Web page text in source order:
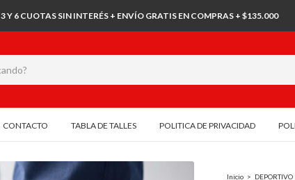
3 Y 6 CUOTAS SIN INTERÉS + ENVÍO GRATIS EN COMPRAS + $135.000
CONTACTO TABLA DE TALLES POLITICA DE PRIVACIDAD
Inicio > DEPORTIVO